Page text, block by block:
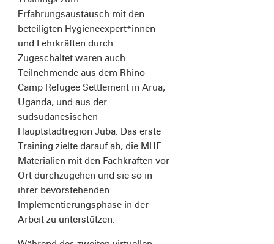
Erfahrungsaustausch mit den
beteiligten Hygieneexpert*innen
und Lehrkräften durch.
Zugeschaltet waren auch
Teilnehmende aus dem Rhino
Camp Refugee Settlement in Arua,
Uganda, und aus der
südsudanesischen
Hauptstadtregion Juba. Das erste
Training zielte darauf ab, die MHF-
Materialien mit den Fachkräften vor
Ort durchzugehen und sie so in
ihrer bevorstehenden
Implementierungsphase in der
Arbeit zu unterstützen.